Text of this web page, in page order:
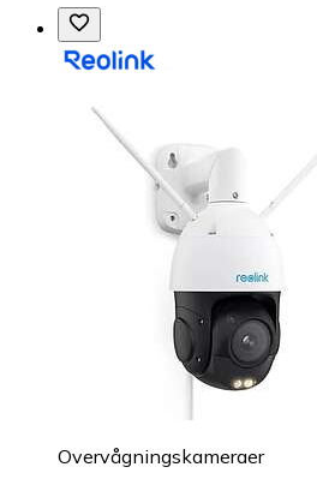
Overvågningskameraer